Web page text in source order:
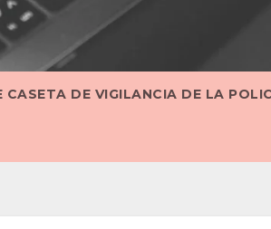
DE VIGILANCIA DE LA